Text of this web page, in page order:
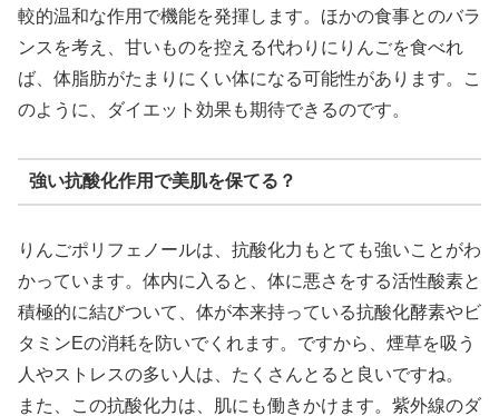
較的温和な作用で機能を発揮します。ほかの食事とのバラ
ンスを考え、甘いものを控える代わりにりんごを食べれ
ば、体脂肪がたまりにくい体になる可能性があります。こ
のように、ダイエット効果も期待できるのです。
強い抗酸化作用で美肌を保てる？
りんごポリフェノールは、抗酸化力もとても強いことがわ
かっています。体内に入ると、体に悪さをする活性酸素と
積極的に結びついて、体が本来持っている抗酸化酵素やビ
タミンEの消耗を防いでくれます。ですから、煙草を吸う
人やストレスの多い人は、たくさんとると良いですね。
また、この抗酸化力は、肌にも働きかけます。紫外線のダ